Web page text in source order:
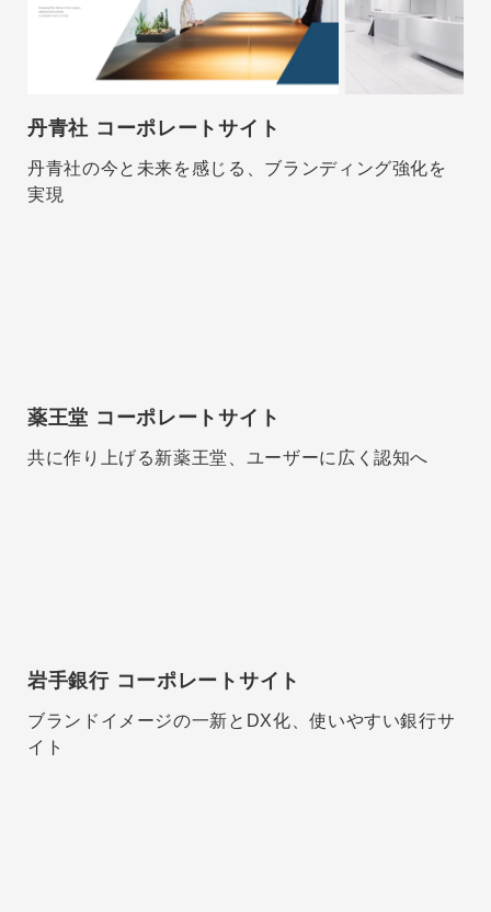
丹青社 コーポレートサイト
丹青社の今と未来を感じる、ブランディング強化を
実現
薬王堂 コーポレートサイト
共に作り上げる新薬王堂、ユーザーに広く認知へ
岩手銀行 コーポレートサイト
ブランドイメージの一新とDX化、使いやすい銀行サ
イト